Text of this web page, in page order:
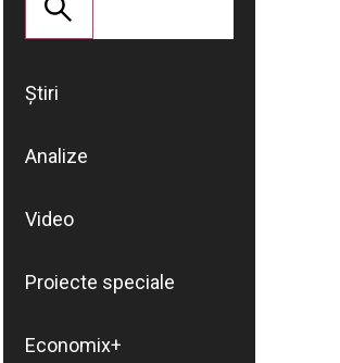
Știri
Analize
Video
Proiecte speciale
Economix+